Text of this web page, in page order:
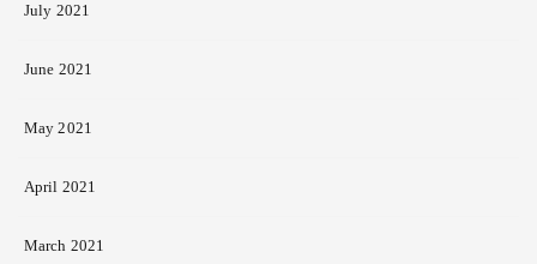
July 2021
June 2021
May 2021
April 2021
March 2021